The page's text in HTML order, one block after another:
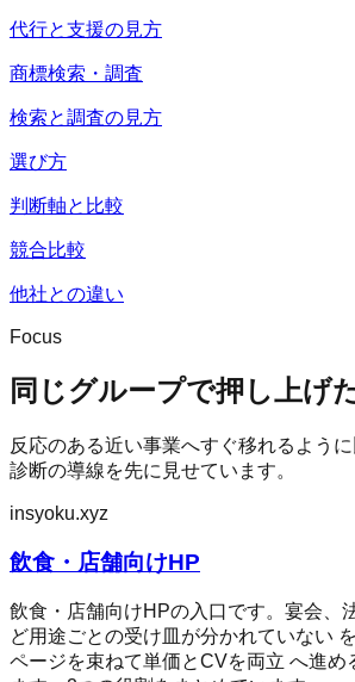
代行と支援の見方
商標検索・調査
検索と調査の見方
選び方
判断軸と比較
競合比較
他社との違い
Focus
同じグループで押し上げ
反応のある近い事業へすぐ移れるよう
診断の導線を先に見せています。
insyoku.xyz
飲食・店舗向けHP
飲食・店舗向けHPの入口です。宴会、
ど用途ごとの受け皿が分かれていない
ページを束ねて単価とCVを両立 へ進め